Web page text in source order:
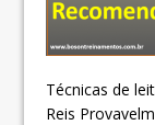
Técnicas de
Reis